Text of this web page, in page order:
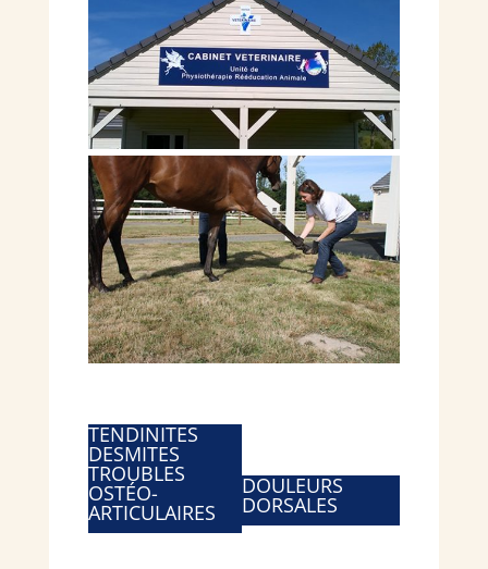
TENDINITES
DESMITES
TROUBLES
OSTÉO-
ARTICULAIRES
DOULEURS
DORSALES